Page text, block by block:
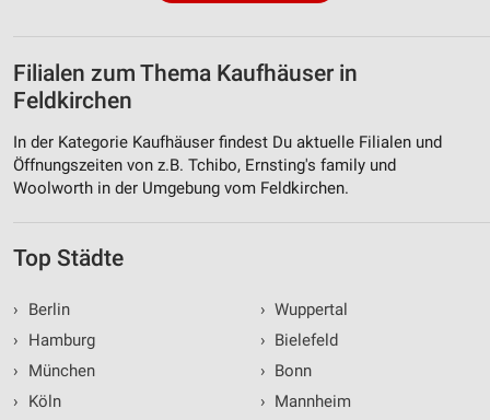
Filialen zum Thema Kaufhäuser in
Feldkirchen
In der Kategorie Kaufhäuser findest Du aktuelle Filialen und
Öffnungszeiten von z.B. Tchibo, Ernsting's family und
Woolworth in der Umgebung vom Feldkirchen.
Top Städte
›
Berlin
›
Hamburg
›
München
›
Köln
› Wuppertal
› Bielefeld
› Bonn
› Mannheim